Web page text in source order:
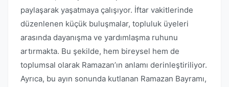
paylaşarak yaşatmaya çalışıyor. İftar vakitlerinde
düzenlenen küçük buluşmalar, topluluk üyeleri
arasında dayanışma ve yardımlaşma ruhunu
artırmakta. Bu şekilde, hem bireysel hem de
toplumsal olarak Ramazan’ın anlamı derinleştiriliyor.
Ayrıca, bu ayın sonunda kutlanan Ramazan Bayramı,